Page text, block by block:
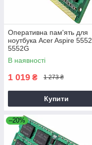
Оперативна пам'ять для
ноутбука Acer Aspire 5552,
5552G
В наявності
1 019 ₴ 1 273 ₴
Купити
–20%